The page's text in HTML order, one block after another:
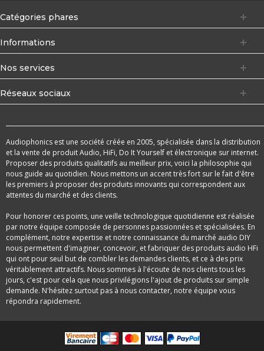
Catégories phares
Informations
Nos services
Réseaux sociaux
Audiophonics est une société créée en 2005, spécialisée dans la distribution
et la vente de produit Audio, HiFi, Do It Yourself et électronique sur internet.
Proposer des produits qualitatifs au meilleur prix, voici la philosophie qui
nous guide au quotidien. Nous mettons un accent très fort sur le fait d'être
les premiers à proposer des produits innovants qui correspondent aux
attentes du marché et des clients.
Pour honorer ces points, une veille technologique quotidienne est réalisée
par notre équipe composée de personnes passionnées et spécialisées. En
complément, notre expertise et notre connaissance du marché audio DIY
nous permettent d'imaginer, concevoir, et fabriquer des produits audio HFi
qui ont pour seul but de combler les demandes clients, et ce à des prix
véritablement attractifs. Nous sommes à l'écoute de nos clients tous les
jours, c'est pour cela que nous privilégions l'ajout de produits sur simple
demande. N'hésitez surtout pas à nous contacter, notre équipe vous
répondra rapidement.